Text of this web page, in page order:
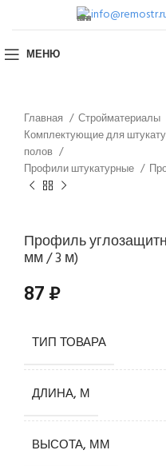
МЕНЮ
Главная Стройматериалы
Комплектующие для
полов
Профили штукатурные
Профиль
мм / 3 м)
87₽
ТИП ТОВАРА
ДЛИНА, М
ВЫСОТА, ММ